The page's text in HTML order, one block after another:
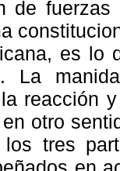
de fuerzas
es lo
La
reacción
otro
los tres